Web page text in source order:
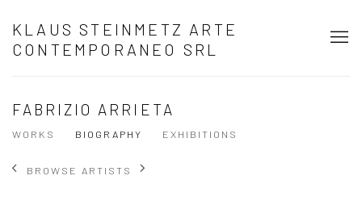
KLAUS STEINMETZ ARTE
CONTEMPORANEO SRL
FABRIZIO ARRIETA
WORKS BIOGRAPHY EXHIBITIONS
BROWSE ARTISTS